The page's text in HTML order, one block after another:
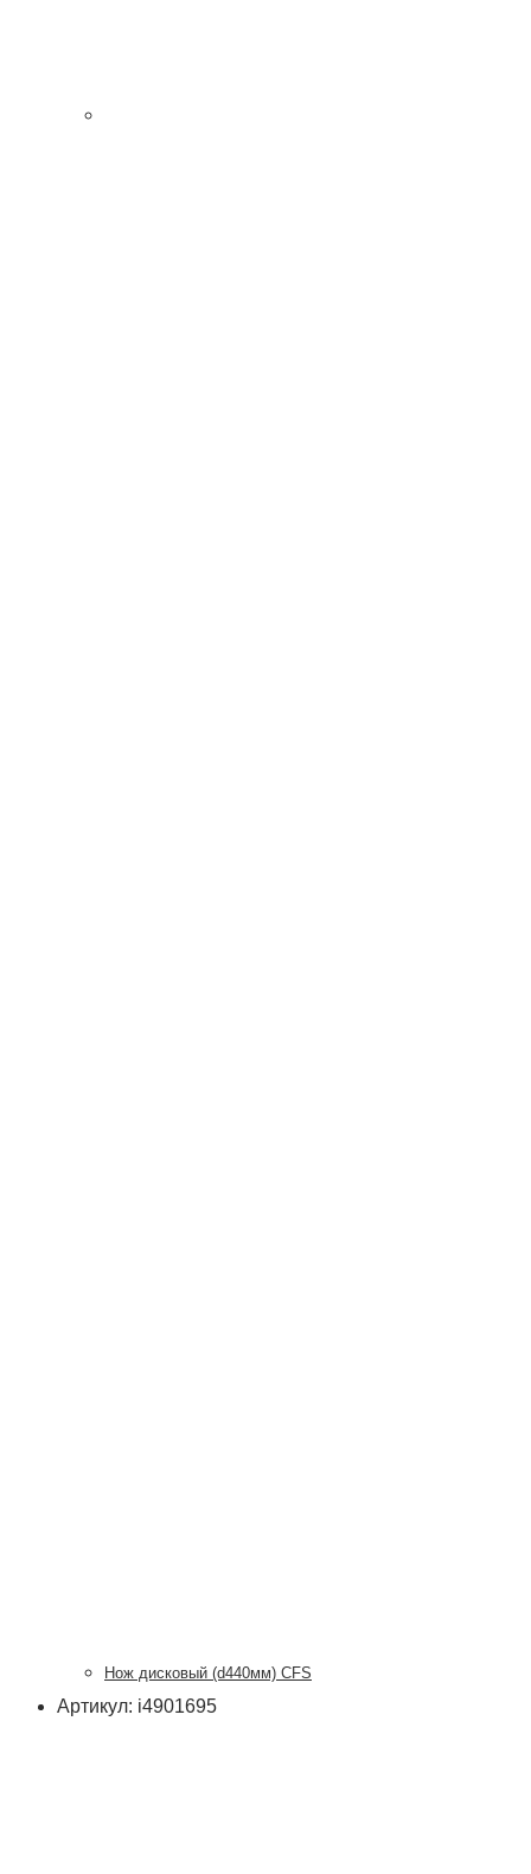
Нож дисковый (d440мм) CFS
Артикул: i4901695